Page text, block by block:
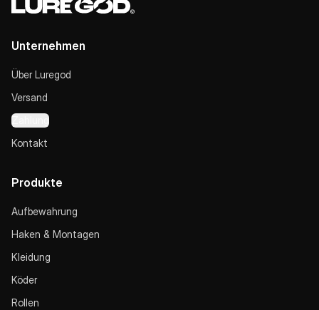
Unternehmen
Über Luregod
Versand
Zahlung
Kontakt
Produkte
Aufbewahrung
Haken & Montagen
Kleidung
Köder
Rollen